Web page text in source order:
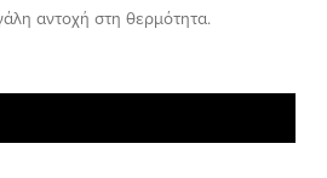
αντοχή στη θερμότητα.